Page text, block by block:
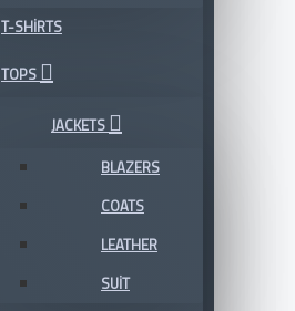
T-SHIRTS
TOPS
JACKETS
BLAZERS
COATS
LEATHER
SUIT